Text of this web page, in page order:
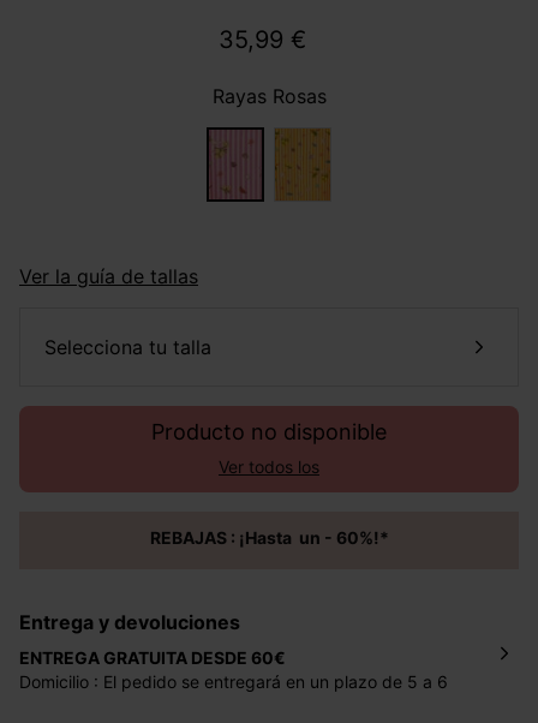
35,99 €
Rayas Rosas
Ver la guía de tallas
selecciona tu talla
Producto no disponible
Ver todos los
REBAJAS : ¡Hasta un - 60%!*
Entrega y devoluciones
ENTREGA GRATUITA DESDE 60€
Domicilio : El pedido se entregará en un plazo de 5 a 6